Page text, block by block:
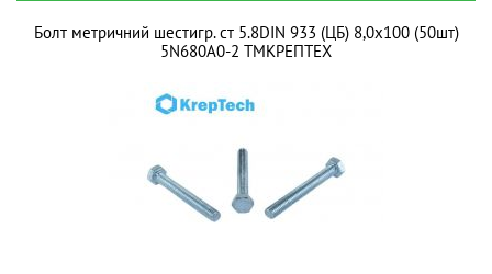
Болт метричний шестигр. ст 5.8DIN 933 (ЦБ) 8,0х100 (50шт)
5N680A0-2 ТМКРЕПТЕХ